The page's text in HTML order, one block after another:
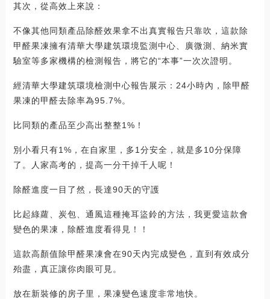
其次，從高效上來說：
不像其他同類產品除醛效果拿不出真實報告只靠吹，這款除
甲醛果凍擁有清華大學建筑環境監測中心、廣微測、納米實
驗室等多家機構的檢測報告，將它的“本事”一次次證明。
經清華大學建筑環境檢測中心報告展示：24小時內，除甲醛
果凍的甲醛去除率為95.7%。
比同類的產品至少高出整整1%！
別小看只有1%，在自家里，多1分安全，就是多10分保障
了。人家高考的，提高一分干掉千人呢！
除醛進度一目了然，長達90天的守護
比起綠蘿、炭包、通風這種掩耳盜鈴的方法，我更愛這款會
變色的果凍，除醛進度看得見！！
這款高顏值除甲醛果凍會在90天內完成變色，直到有效成分
殆盡，真正讓你肉眼可見。
放在新裝修的房子里，果凍變色速度非常地快。